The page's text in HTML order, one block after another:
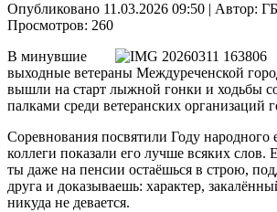
Опубликовано 11.03.2026 09:50 | Автор:
Просмотров: 260
В минувшие
выходные ветераны Междуреченской
вышли на старт лыжной гонки и ходьбы
палками среди ветеранских организаций
Соревнования посвятили Году народного
коллеги показали его лучше всяких слов.
ты даже на пенсии остаёшься в строю,
друга и доказываешь: характер,
никуда не девается.